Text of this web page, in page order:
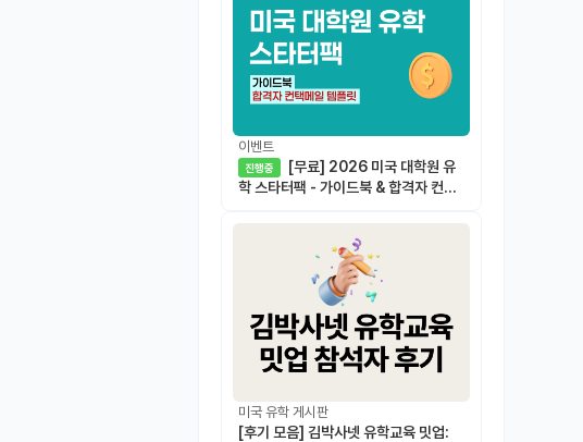
이벤트
진행중
학 스타터팩 - 가이드북 & 합격자 컨택
미국 유학 게시판
[후기 모음] 김박사넷 유학교육 밋업: